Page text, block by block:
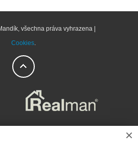
všechna práva vyhrazena |
Cookies.
×